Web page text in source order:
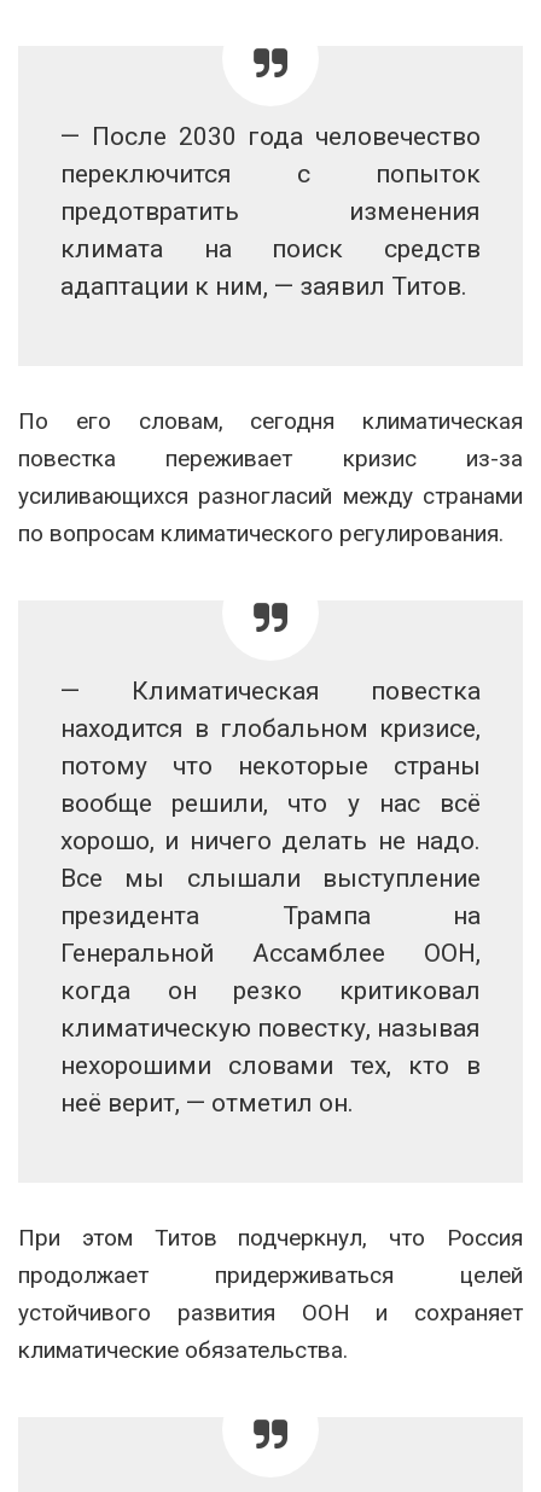
— После 2030 года человечество
переключится с попыток
предотвратить изменения
климата на поиск средств
адаптации к ним, — заявил Титов.
По его словам, сегодня климатическая
повестка переживает кризис из-за
усиливающихся разногласий между странами
по вопросам климатического регулирования.
— Климатическая повестка
находится в глобальном кризисе,
потому что некоторые страны
вообще решили, что у нас всё
хорошо, и ничего делать не надо.
Все мы слышали выступление
президента Трампа на
Генеральной Ассамблее ООН,
когда он резко критиковал
климатическую повестку, называя
нехорошими словами тех, кто в
неё верит, — отметил он.
При этом Титов подчеркнул, что Россия
продолжает придерживаться целей
устойчивого развития ООН и сохраняет
климатические обязательства.